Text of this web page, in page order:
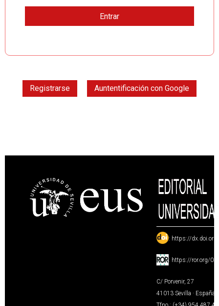
Registrarse Auntentificación con Google
: https://
: https://ror.org/
C/ Porvenir, 27
41013 Sevilla · España